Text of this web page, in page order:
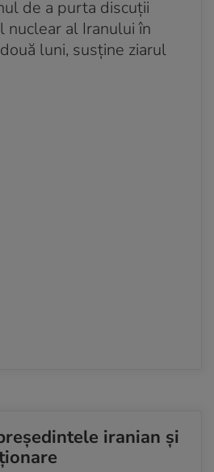
de a purta discuții
al Iranului în
luni, susține ziarul
iranian și